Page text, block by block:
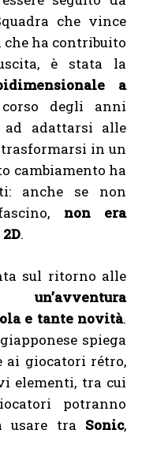
che vince
ha contribuito
è stata la
a
degli anni
adattarsi alle
in un
cambiamento ha
anche se non
non era
.
sul ritorno alle
un’avventura
e tante novità.
spiega
giocatori rétro,
elementi, tra cui
potranno
usare tra Sonic,